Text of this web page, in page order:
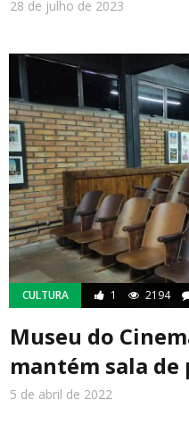
28 de julho de 2023
CULTURA 1 2194
Museu do
mantém sala de
5 de abril de 2022